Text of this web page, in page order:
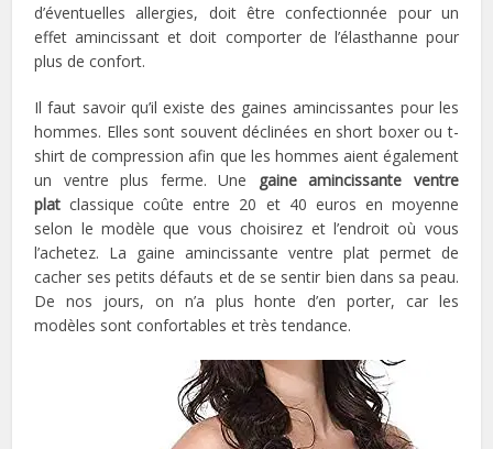
d’éventuelles allergies, doit être confectionnée pour un
effet amincissant et doit comporter de l’élasthanne pour
plus de confort.
Il faut savoir qu’il existe des gaines amincissantes pour les
hommes. Elles sont souvent déclinées en short boxer ou t-
shirt de compression afin que les hommes aient également
un ventre plus ferme. Une gaine amincissante ventre
plat classique coûte entre 20 et 40 euros en moyenne
selon le modèle que vous choisirez et l’endroit où vous
l’achetez. La gaine amincissante ventre plat permet de
cacher ses petits défauts et de se sentir bien dans sa peau.
De nos jours, on n’a plus honte d’en porter, car les
modèles sont confortables et très tendance.